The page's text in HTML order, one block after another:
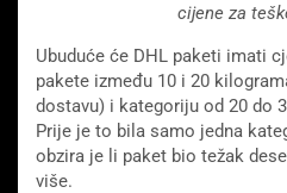
cijene za
Ubuduće će DHL paketi imati
pakete između 10 i 20
dostavu) i kategoriju od 20 do
Prije je to bila samo jedna
obzira je li paket bio težak
više.